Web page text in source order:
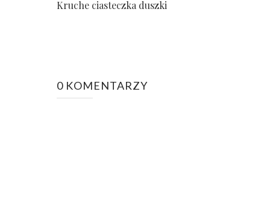
Kruche ciasteczka duszki
0 KOMENTARZY